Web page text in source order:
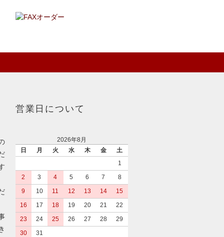
営業日について
2026年8月
日
月 火 水 木 金
土
1
2
3 4 5 6 7
8
9
10 11 12 13 14
15
16
17 18 19 20 21
22
23
24 25 26 27 28
29
30
31